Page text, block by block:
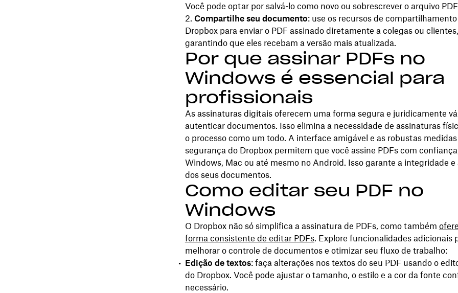
Você pode optar por salvá-lo como novo ou sobrescrever o arquivo
Compartilhe seu documento: use os recursos de
Dropbox para enviar o PDF assinado diretamente a colegas ou clientes,
garantindo que eles recebam a versão mais atualizada.
Por que assinar PDFs no
Windows é essencial para
profissionais
As assinaturas digitais oferecem uma forma segura e juridicamente
autenticar documentos. Isso elimina a necessidade de assinaturas
o processo como um todo. A interface amigável e as robustas
segurança do Dropbox permitem que você assine PDFs com
Windows, Mac ou até mesmo no Android. Isso garante a integridade e
dos seus documentos.
Como editar seu PDF no
Windows
O Dropbox não só simplifica a assinatura de PDFs, como também
forma consistente de editar PDFs. Explore funcionalidades adicionais
melhorar o controle de documentos e otimizar seu fluxo de trabalho:
Edição de textos: faça alterações nos textos do seu PDF usando o
do Dropbox. Você pode ajustar o tamanho, o estilo e a cor da fonte
necessário.